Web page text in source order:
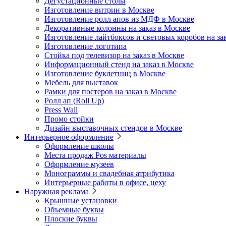
Изготовление витрин в Москве
Изготовление ролл апов из МДФ в Москве
Декоративные колонны на заказ в Москве
Изготовление лайтбоксов и световых коробов на
Изготовление логотипа
Стойка под телевизор на заказ в Москве
Информационный стенд на заказ в Москве
Изготовление буклетниц в Москве
Мебель для выставок
Рамки для постеров на заказ в Москве
Ролл ап (Roll Up)
Press Wall
Промо стойки
Дизайн выставочных стендов в Москве
Интерьерное оформление
Оформление школы
Места продаж Pos материалы
Оформление музеев
Монограммы и свадебная атрибутика
Интерьерные работы в офисе, цеху
Наружная реклама
Крышные установки
Объемные буквы
Плоские буквы